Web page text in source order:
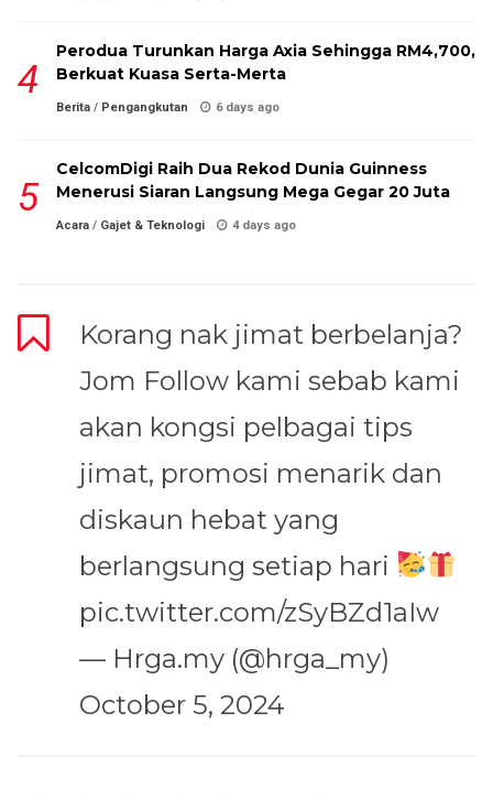
Perodua Turunkan Harga Axia Sehingga RM4,700,
Berkuat Kuasa Serta-Merta
Berita / Pengangkutan 6 days ago
CelcomDigi Raih Dua Rekod Dunia Guinness
Menerusi Siaran Langsung Mega Gegar 20 Juta
Acara / Gajet & Teknologi 4 days ago
Korang nak jimat berbelanja?
Jom Follow kami sebab kami
akan kongsi pelbagai tips
jimat, promosi menarik dan
diskaun hebat yang
berlangsung setiap hari
pic.twitter.com/zSyBZd1aIw
— Hrga.my (@hrga_my)
October 5, 2024